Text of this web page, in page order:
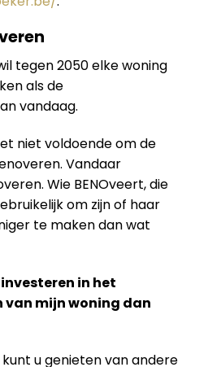
tegen 2050 elke woning
als de
vandaag.
niet voldoende om de
Vandaar
Wie BENOveert, die
om zijn of haar
te maken dan wat
in het
van mijn woning dan
kunt u genieten van andere